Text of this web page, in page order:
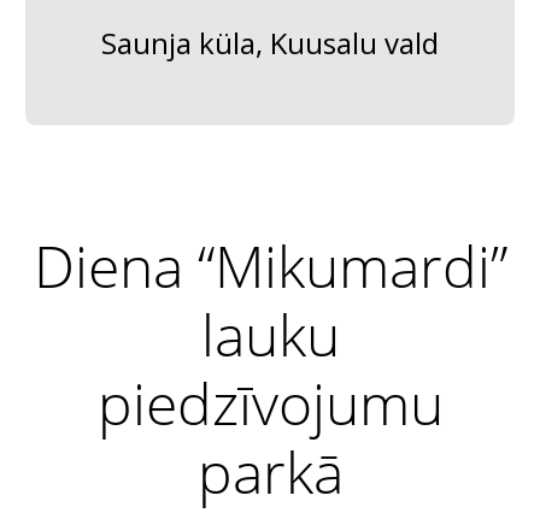
Saunja küla, Kuusalu vald
Diena “Mikumardi”
lauku
piedzīvojumu
parkā